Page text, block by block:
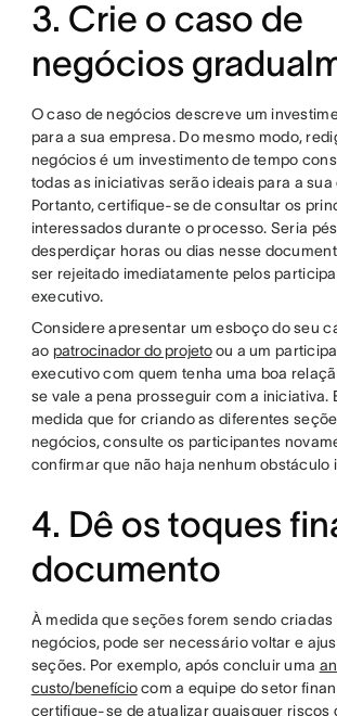
3. Crie o caso de
negócios
O caso de negócios descreve um
para a sua empresa. Do mesmo modo,
negócios é um investimento de tempo
todas as iniciativas serão ideais para a sua
Portanto, certifique-se de consultar os
interessados durante o processo. Seria
desperdiçar horas ou dias nesse
ser rejeitado imediatamente pelos
executivo.
Considere apresentar um esboço do seu
ao patrocinador do projetoou a um
executivo com quem tenha uma boa
se vale a pena prosseguir com a iniciativa.
medida que for criando as diferentes
negócios, consulte os participantes
confirmar que não haja nenhum obstáculo
4. Dê os toques
documento
À medida que seções forem sendo
negócios, pode ser necessário voltar e
seções. Por exemplo, após concluir uma
custo/benefíciocom a equipe do setor
certifique-se de atualizar quaisquer riscos